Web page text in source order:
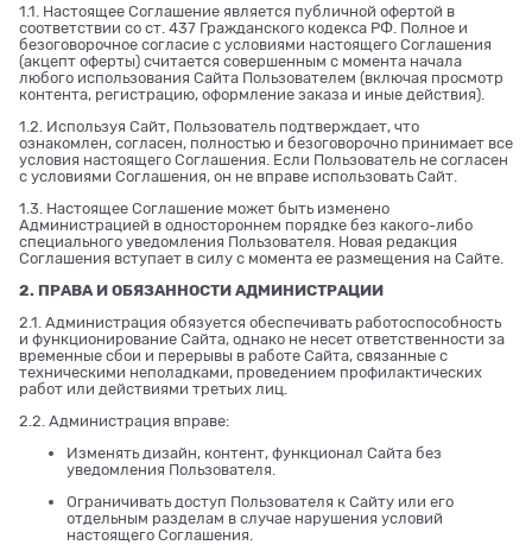
1.1. Настоящее Соглашение является публичной офертой в
соответствии со ст. 437 Гражданского кодекса РФ. Полное и
безоговорочное согласие с условиями настоящего Соглашения
(акцепт оферты) считается совершенным с момента начала
любого использования Сайта Пользователем (включая просмотр
контента, регистрацию, оформление заказа и иные действия).
1.2. Используя Сайт, Пользователь подтверждает, что
ознакомлен, согласен, полностью и безоговорочно принимает все
условия настоящего Соглашения. Если Пользователь не согласен
с условиями Соглашения, он не вправе использовать Сайт.
1.3. Настоящее Соглашение может быть изменено
Администрацией в одностороннем порядке без какого-либо
специального уведомления Пользователя. Новая редакция
Соглашения вступает в силу с момента ее размещения на Сайте.
2. ПРАВА И ОБЯЗАННОСТИ АДМИНИСТРАЦИИ
2.1. Администрация обязуется обеспечивать работоспособность
и функционирование Сайта, однако не несет ответственности за
временные сбои и перерывы в работе Сайта, связанные с
техническими неполадками, проведением профилактических
работ или действиями третьих лиц.
2.2. Администрация вправе:
Изменять дизайн, контент, функционал Сайта без
уведомления Пользователя.
Ограничивать доступ Пользователя к Сайту или его
отдельным разделам в случае нарушения условий
настоящего Соглашения.